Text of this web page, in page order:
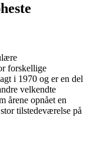
forskellige
i 1970 og er en del
velkendte
årene opnået en
tilstedeværelse på